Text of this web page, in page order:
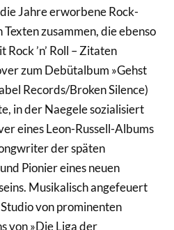
Jahre erworbene Rock-
zusammen, die ebenso
’n’ Roll – Zitaten
zum Debütalbum »Gehst
Records/Broken Silence)
in der Naegele sozialisiert
eines Leon-Russell-Albums
der späten
Pionier eines neuen
Musikalisch angefeuert
von prominenten
von »Die Liga der